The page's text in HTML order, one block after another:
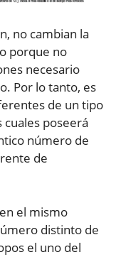
no cambian la
porque no
necesario
Por lo tanto, es
de un tipo
cuales poseerá
número de
de
el mismo
distinto de
el uno del